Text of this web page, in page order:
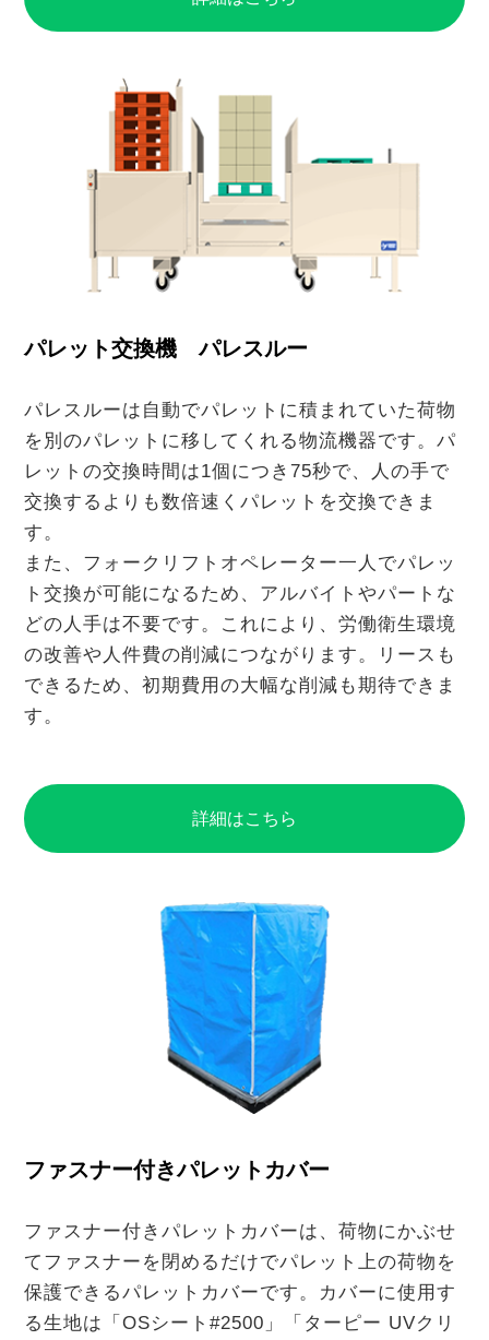
パレット交換機 パレスルー
パレスルーは自動でパレットに積まれていた荷物
を別のパレットに移してくれる物流機器です。パ
レットの交換時間は1個につき75秒で、人の手で
交換するよりも数倍速くパレットを交換できま
す。
また、フォークリフトオペレーター一人でパレッ
ト交換が可能になるため、アルバイトやパートな
どの人手は不要です。これにより、労働衛生環境
の改善や人件費の削減につながります。リースも
できるため、初期費用の大幅な削減も期待できま
す。
詳細はこちら
ファスナー付きパレットカバー
ファスナー付きパレットカバーは、荷物にかぶせ
てファスナーを閉めるだけでパレット上の荷物を
保護できるパレットカバーです。カバーに使用す
る生地は「OSシート#2500」「ターピー UVクリ